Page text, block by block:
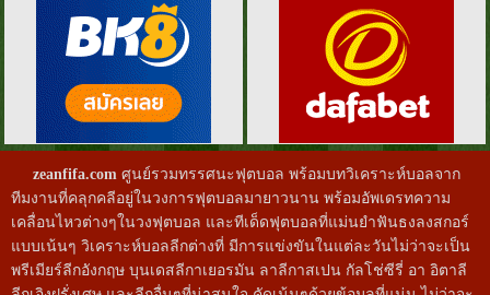
zeanfifa.com ศูนย์รวมทรรศนะฟุตบอล พร้อมบทวิเคราะห์บอลจาก
ทีมงานที่คลุกคลีอยู่ในวงการฟุตบอลมายาวนาน พร้อมอัพเดรทความ
เคลื่อนไหวต่างๆในวงฟุตบอล และทีเด็ดฟุตบอลที่แม่นยำฟันธงลงสกอร์
แบบเน้นๆ วิเคราะห์บอลลีกต่างที่ มีการแข่งขันในแต่ละวันไม่ว่าจะเป็น
พรีเมียร์ลีกอังกฤษ บุนเดสลีกาเยอรมัน ลาลีกาสเปน กัลโช่ซีรี่ อา อิตาลี